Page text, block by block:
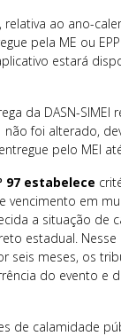
relativa ao ano-
pela ME ou
estará
da DASN-SIMEI
não foi alterado,
pelo MEI
97 estabelece
vencimento em
a situação de
estadual. Nesse
seis meses, os
do evento e
de calamidade